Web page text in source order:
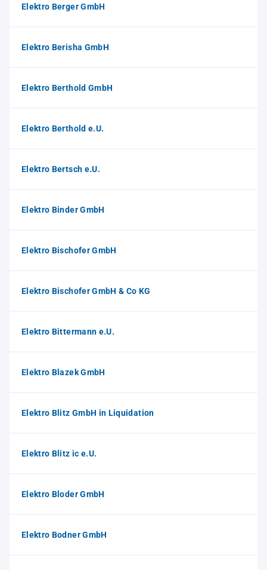
Elektro Berger GmbH
Elektro Berisha GmbH
Elektro Berthold GmbH
Elektro Berthold e.U.
Elektro Bertsch e.U.
Elektro Binder GmbH
Elektro Bischofer GmbH
Elektro Bischofer GmbH & Co KG
Elektro Bittermann e.U.
Elektro Blazek GmbH
Elektro Blitz GmbH in Liquidation
Elektro Blitz ic e.U.
Elektro Bloder GmbH
Elektro Bodner GmbH